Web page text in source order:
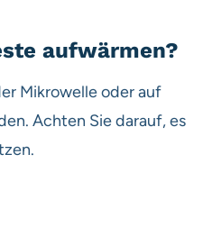
aufwärmen?
Mikrowelle oder auf
Achten Sie darauf, es